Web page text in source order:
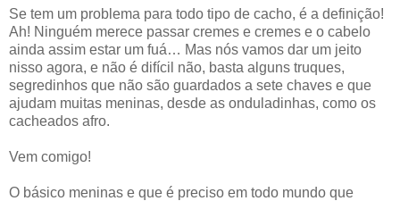
Se tem um problema para todo tipo de cacho, é a definição!
Ah! Ninguém merece passar cremes e cremes e o cabelo
ainda assim estar um fuá… Mas nós vamos dar um jeito
nisso agora, e não é difícil não, basta alguns truques,
segredinhos que não são guardados a sete chaves e que
ajudam muitas meninas, desde as onduladinhas, como os
cacheados afro.
Vem comigo!
O básico meninas e que é preciso em todo mundo que